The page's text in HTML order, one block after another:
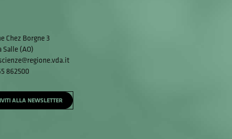
Chez Borgne 3
Salle (AO)
862500
ALLA NEWSLETTER